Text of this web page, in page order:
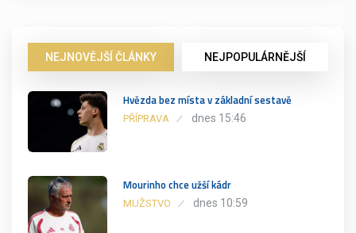
NEJNOVĚJŠÍ ČLÁNKY NEJPOPULÁRNĚJŠÍ
Hvězda bez místa v základní sestavě
PŘÍPRAVA dnes 15:46
Mourinho chce užší kádr
MUŽSTVO dnes 10:59